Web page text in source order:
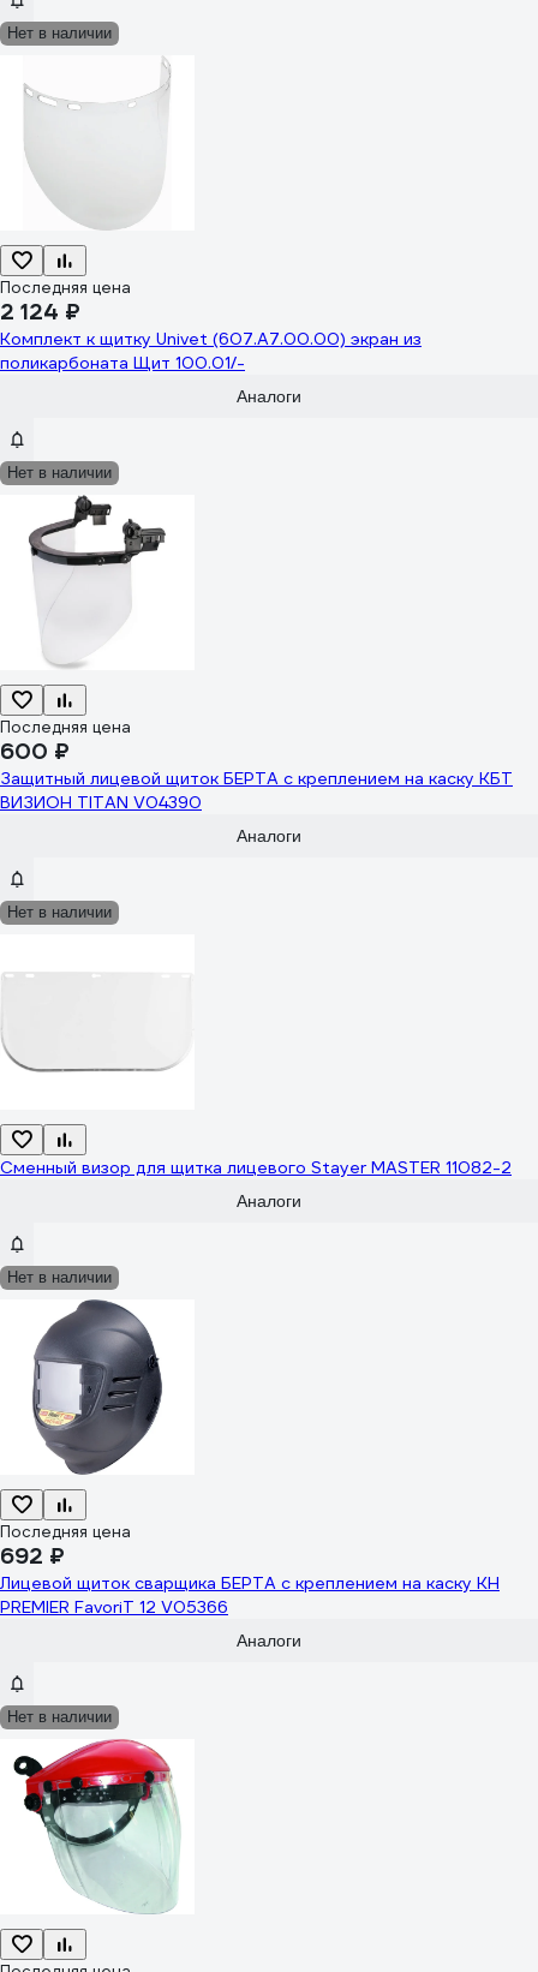
Нет в наличии
Последняя цена
2 124 ₽
Комплект к щитку Univet (607.A7.00.00) экран из
поликарбоната Щит 100.01/-
Аналоги
Нет в наличии
Последняя цена
600 ₽
Защитный лицевой щиток БЕРТА с креплением на каску КБТ
ВИЗИОН TITAN V04390
Аналоги
Нет в наличии
Сменный визор для щитка лицевого Stayer MASTER 11082-2
Аналоги
Нет в наличии
Последняя цена
692 ₽
Лицевой щиток сварщика БЕРТА с креплением на каску КН
PREMIER FavoriT 12 V05366
Аналоги
Нет в наличии